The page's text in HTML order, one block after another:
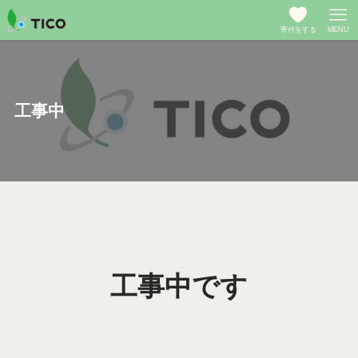
寄付をする MENU
工事中
工事中です